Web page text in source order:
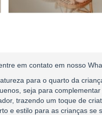
em contato em nosso
para o quarto da
seja para
trazendo um toque de
e estilo para as crianças se